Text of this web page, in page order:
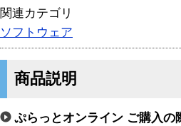
関連カテゴリ
ソフトウェア
商品説明
ぷらっとオンライン ご購入の